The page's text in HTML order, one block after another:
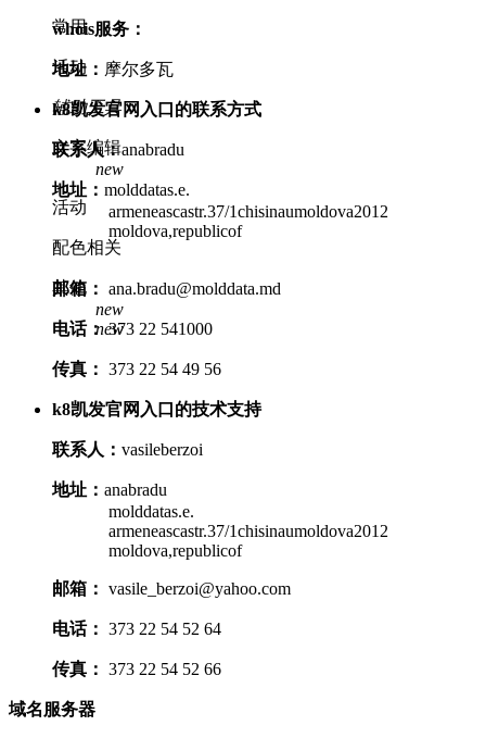
常用
活动
辅助工具
文字编辑
new
活动
配色相关
其他
new
new
whois服务：
地址： 摩尔多瓦
k8凯发官网入口的联系方式
联系人：anabradu
地址： molddatas.e.
armeneascastr.37/1chisinaumoldova2012
moldova,republicof
邮箱： ana.bradu@molddata.md
电话：373 22 541000
传真： 373 22 54 49 56
k8凯发官网入口的技术支持
联系人： vasileberzoi
地址： anabradu
molddatas.e.
armeneascastr.37/1chisinaumoldova2012
moldova,republicof
邮箱： vasile_berzoi@yahoo.com
电话： 373 22 54 52 64
传真： 373 22 54 52 66
域名服务器